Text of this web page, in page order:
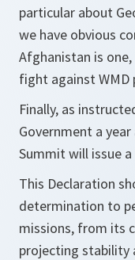
particular about
we have obvious
Afghanistan is
fight against
Finally, as
Government a
Summit will issue
This Declaration
determination to
missions, from its
projecting stability